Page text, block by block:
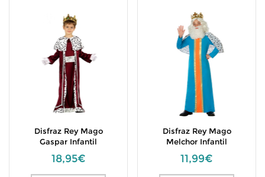
Disfraz Rey Mago
Gaspar Infantil
18,95€
Disfraz Rey Mago
Melchor Infantil
11,99€